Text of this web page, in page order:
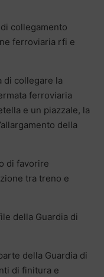
collegamento
ferroviaria rfi e
di collegare la
ferroviaria
e un piazzale, la
della
di favorire
tra treno e
della Guardia di
della Guardia di
di finitura e